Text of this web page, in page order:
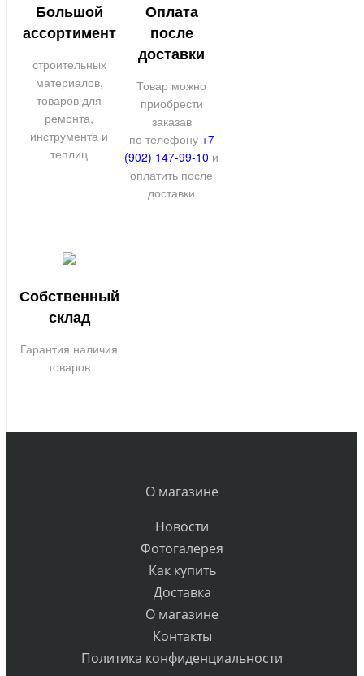
Большой
ассортимент
строительных
материалов,
товаров для
ремонта,
инструмента и
теплиц
Оплата
после
доставки
Товар можно
приобрести
заказав
по телефону +7
(902) 147-99-10 и
оплатить после
доставки
Собственный
склад
Гарантия наличия
товаров
О магазине
Новости
Фотогалерея
Как купить
Доставка
О магазине
Контакты
Политика конфиденциальности